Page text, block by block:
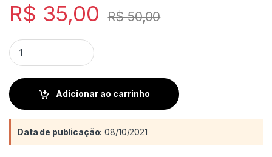
R$ 35,00 R$50,00
Em busca de Sycorax quantity
Adicionar ao carrinho
Data de publicação: 08/10/2021